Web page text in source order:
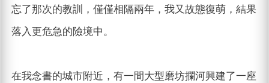
忘了那次的教訓，僅僅相隔兩年，我又故態復萌，結果
落入更危急的險境中。
在我念書的城市附近，有一間大型磨坊攔河興建了一座